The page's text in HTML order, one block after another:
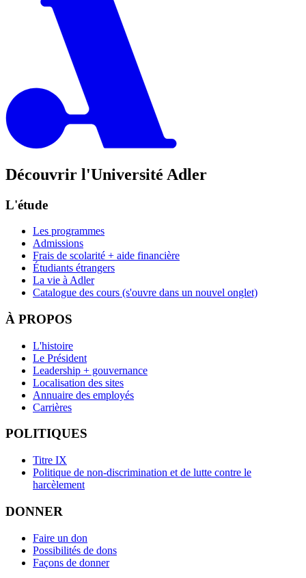
Découvrir l'Université Adler
L'étude
Les programmes
Admissions
Frais de scolarité + aide financière
Étudiants étrangers
La vie à Adler
Catalogue des cours (s'ouvre dans un nouvel onglet)
À PROPOS
L'histoire
Le Président
Leadership + gouvernance
Localisation des sites
Annuaire des employés
Carrières
POLITIQUES
Titre IX
Politique de non-discrimination et de lutte contre le
harcèlement
DONNER
Faire un don
Possibilités de dons
Façons de donner